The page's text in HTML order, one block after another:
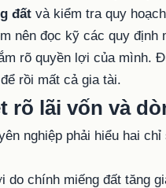
đất và kiểm tra quy
nên đọc kỹ các quy định
rõ quyền lợi của mình.
rồi mất cả gia tài.
rõ lãi vốn và
nghiệp phải hiểu hai chỉ
do chính miếng đất tăng